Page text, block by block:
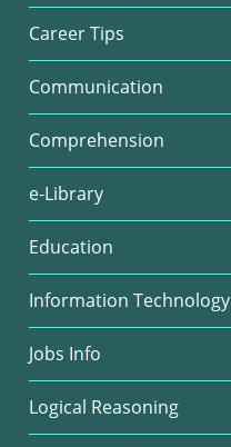
Career Tips
Communication
Comprehension
e-Library
Education
Information Technology
Jobs Info
Logical Reasoning